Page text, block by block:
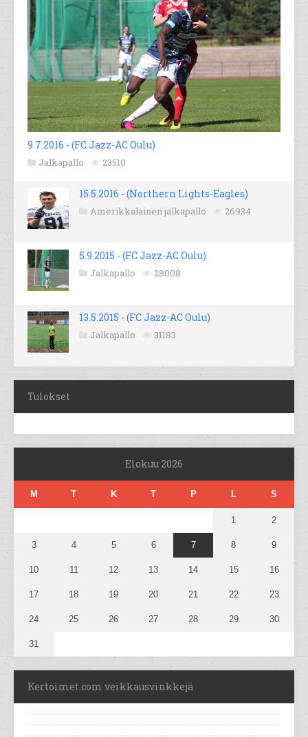
9.7.2016 - (FC Jazz-AC Oulu)
Jalkapallo 23510
15.5.2016 - (Northern Lights-Eagles)
Amerikkalainen jalkapallo 26934
5.9.2015 - (FC Jazz-AC Oulu)
Jalkapallo 28008
13.5.2015 - (FC Jazz-AC Oulu)
Jalkapallo 31183
Tulokset
Elokuu 2026
M T K T P L S
1 2
3 4 5 6 7 8 9
10 11 12 13 14 15 16
17 18 19 20 21 22 23
24 25 26 27 28 29 30
31
Kertoimet.com veikkausvinkkejä